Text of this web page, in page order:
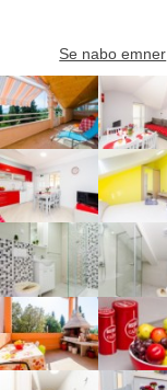
Se nabo emner